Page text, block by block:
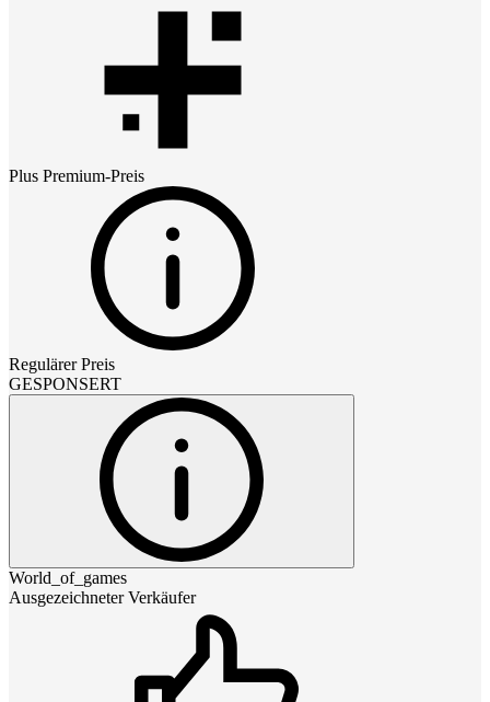
Plus Premium-Preis
Regulärer Preis
GESPONSERT
World_of_games
Ausgezeichneter Verkäufer